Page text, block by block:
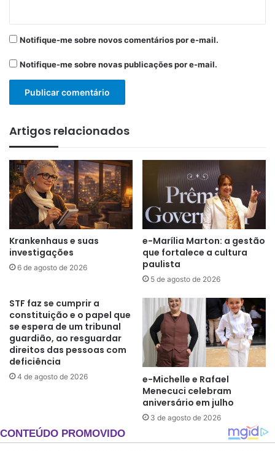
Notifique-me sobre novos comentários por e-mail.
Notifique-me sobre novas publicações por e-mail.
Artigos relacionados
Krankenhaus e suas
investigações
6 de agosto de 2026
e-Marília Marton: a gestão
que fortalece a cultura
paulista
5 de agosto de 2026
STF faz se cumprir a
constituição e o papel que
se espera de um tribunal
guardião, ao resguardar
direitos das pessoas com
deficiência
4 de agosto de 2026
e-Michelle e Rafael
Menecuci celebram
aniversário em julho
3 de agosto de 2026